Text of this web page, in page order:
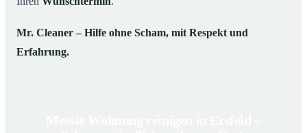
Mr. Cleaner – Hilfe ohne Scham, mit Respekt und
Erfahrung.